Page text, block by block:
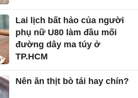
Lai lịch bất hảo của người
phụ nữ U80 làm đầu mối
đường dây ma túy ở
TP.HCM
Nên ăn thịt bò tái hay chín?